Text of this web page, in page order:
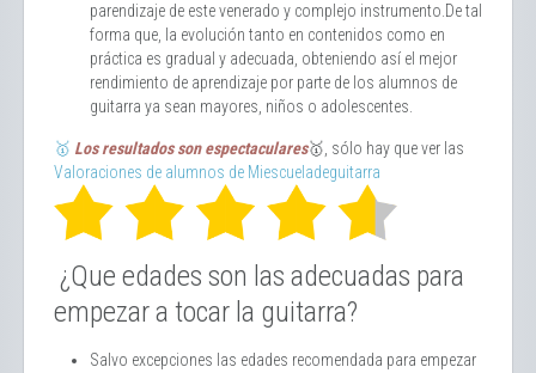
parendizaje de este venerado y complejo instrumento.De tal
forma que, la evolución tanto en contenidos como en
práctica es gradual y adecuada, obteniendo así el mejor
rendimiento de aprendizaje por parte de los alumnos de
guitarra ya sean mayores, niños o adolescentes.
🥇 Los resultados son espectaculares🥇, sólo hay que ver las
Valoraciones de alumnos de Miescueladeguitarra
¿Que edades son las adecuadas para
empezar a tocar la guitarra?
Salvo excepciones las edades recomendada para empezar